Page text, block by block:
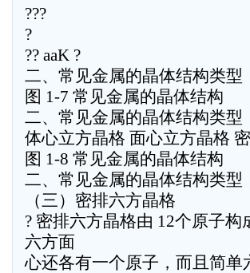
???
?
?? aaK ?
二、常见金属的晶体结构类型
图 1-7 常见金属的晶体结构
二、常见金属的晶体结构类型
体心立方晶格 面心立方晶格
图 1-8 常见金属的晶体结构
二、常见金属的晶体结构类型
（三）密排六方晶格
? 密排六方晶格由 12个原子
六方面
心还各有一个原子，而且简